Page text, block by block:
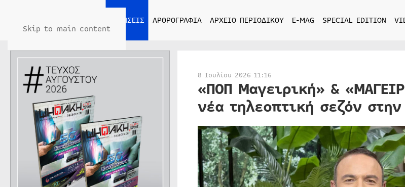
Skip to main content
ΕΙΔΗΣΕΙΣ ΑΡΘΡΟΓΡΑΦΙΑ ΑΡΧΕΙΟ ΠΕΡΙΟΔΙΚΟΥ E-MAG SPECIAL EDITION
8 Ιουλίου 2026 11:16
«ΠΟΠ Μαγειρική» &
νέα τηλεοπτική σεζόν